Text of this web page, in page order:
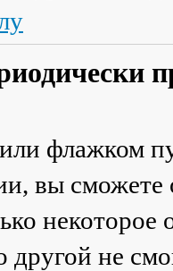
флажком
, вы сможете
некоторое
другой не